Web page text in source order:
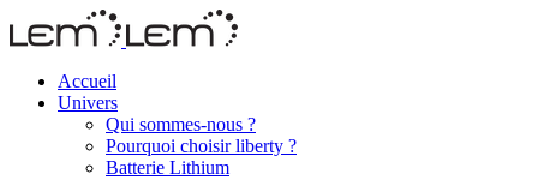
Accueil
Univers
Qui sommes-nous ?
Pourquoi choisir liberty ?
Batterie Lithium